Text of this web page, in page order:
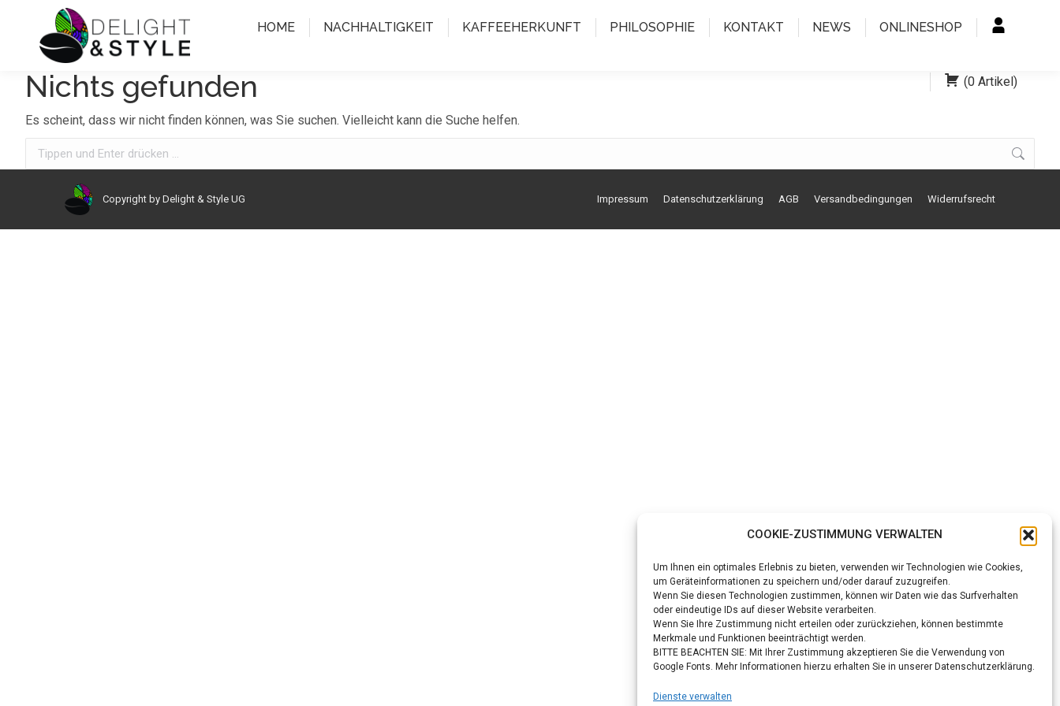
COOKIE-ZUSTIMMUNG VERWALTEN
Um Ihnen ein optimales Erlebnis zu bieten, verwenden wir Technologien wie Cookies,
um Geräteinformationen zu speichern und/oder darauf zuzugreifen.
Wenn Sie diesen Technologien zustimmen, können wir Daten wie das Surfverhalten
oder eindeutige IDs auf dieser Website verarbeiten.
Wenn Sie Ihre Zustimmung nicht erteilen oder zurückziehen, können bestimmte
Merkmale und Funktionen beeinträchtigt werden.
BITTE BEACHTEN SIE: Mit Ihrer Zustimmung akzeptieren Sie die Verwendung von
Google Fonts. Mehr Informationen hierzu erhalten Sie in unserer Datenschutzerklärung.
Dienste verwalten
HOME NACHHALTIGKEIT KAFFEEHERKUNFT PHILOSOPHIE KONTAKT NEWS ONLINESHOP
(0 Artikel)
Nichts gefunden
Es scheint, dass wir nicht finden können, was Sie suchen. Vielleicht kann die Suche helfen.
Search:
Copyright by Delight & Style UG Impressum Datenschutzerklärung AGB Versandbedingungen Widerrufsrecht